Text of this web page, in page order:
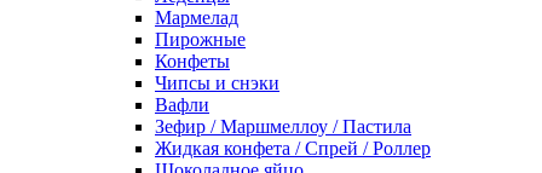
Мармелад
Пирожные
Конфеты
Чипсы и снэки
Вафли
Зефир / Маршмеллоу / Пастила
Жидкая конфета / Спрей / Роллер